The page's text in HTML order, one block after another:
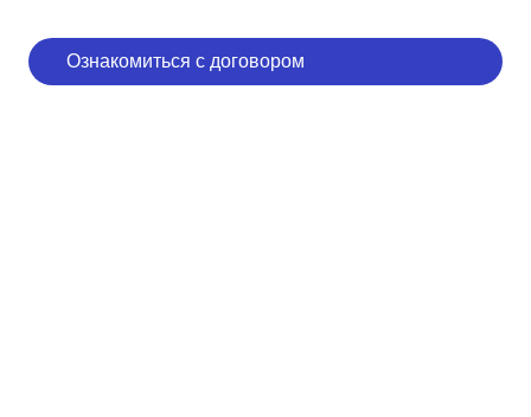
Ознакомиться с договором